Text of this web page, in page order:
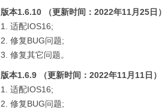
版本1.6.10 （更新时间：2022年11月25日）
1. 适配IOS16;
2. 修复BUG问题;
3. 修复其它问题。
版本1.6.9 （更新时间：2022年11月11日）
1. 适配IOS16;
2. 修复BUG问题;